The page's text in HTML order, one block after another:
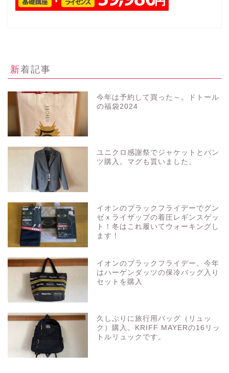
新着記事
今年は予約して買った～。ドトール
の福袋2024
ユニクロ感謝祭でジャケットとパン
ツ購入。マグも貰いました。
イオンのブラックフライデーでグン
ゼｘライザップの着圧レギンスゲッ
ト！冬はこれ履いてウォーキングし
ます！
イオンのブラックフライデー。今年
はハーゲンダッツの保冷バッグ入り
セットを購入
久しぶりに旅行用バッグ（リュッ
ク）購入。KRIFF MAYERの16リッ
トルリュックです。